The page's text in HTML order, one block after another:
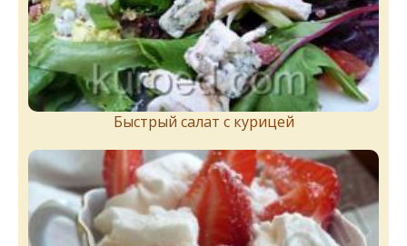
Быстрый салат с курицей